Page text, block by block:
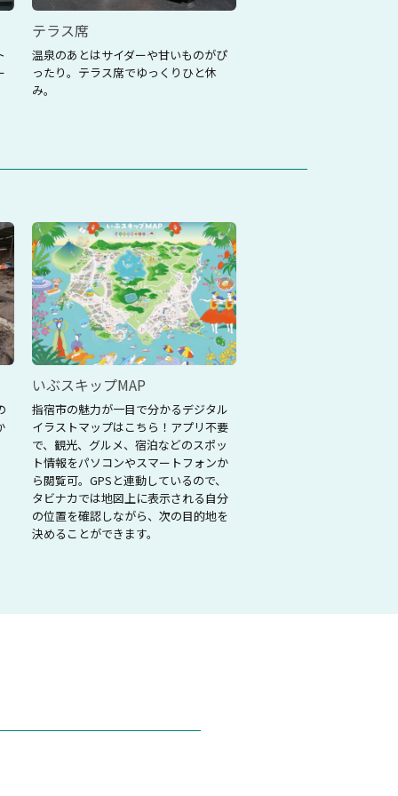
テラス席
温泉のあとはサイダーや甘いものがぴ
ったり。テラス席でゆっくりひと休
み。
いぶスキップMAP
指宿市の魅力が一目で分かるデジタル
イラストマップはこちら！アプリ不要
で、観光、グルメ、宿泊などのスポッ
ト情報をパソコンやスマートフォンか
ら閲覧可。GPSと連動しているので、
タビナカでは地図上に表示される自分
の位置を確認しながら、次の目的地を
決めることができます。